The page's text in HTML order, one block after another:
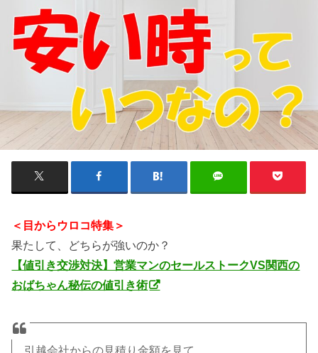
＜目からウロコ特集＞
果たして、どちらが強いのか？
【値引き交渉対決】営業マンのセールストークVS関西の
おばちゃん秘伝の値引き術
引越会社からの見積り金額を見て